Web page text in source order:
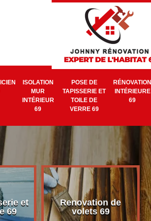
ISOLATION
MUR
INTÉRIEUR
69
POSE DE
TAPISSERIE ET
TOILE DE
VERRE 69
RÉNOVATION
INTÉRIEURE
69
et
69
Renovation de
volets 69